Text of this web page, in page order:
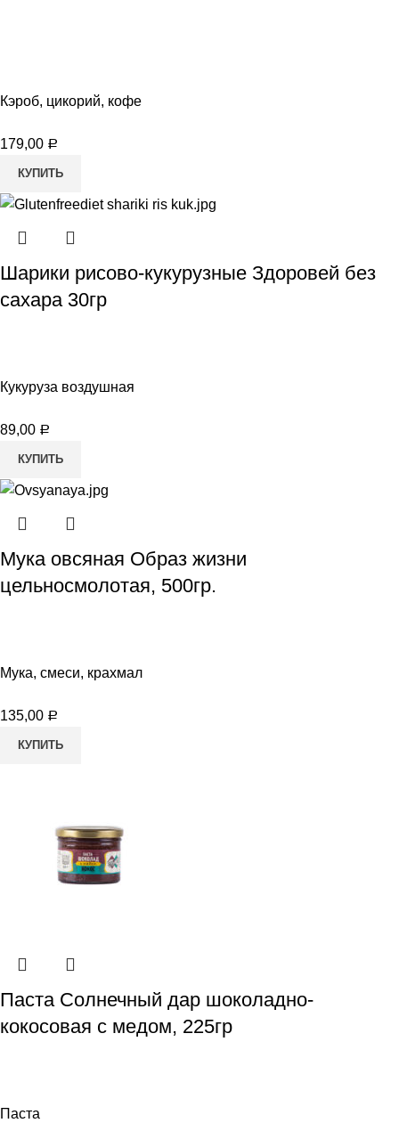
Кэроб, цикорий, кофе
179,00 Р
КУПИТЬ
Шарики рисово-кукурузные Здоровей без
сахара 30гр
Кукуруза воздушная
89,00 Р
КУПИТЬ
Мука овсяная Образ жизни
цельносмолотая, 500гр.
Мука, смеси, крахмал
135,00 Р
КУПИТЬ
Паста Солнечный дар шоколадно-
кокосовая с медом, 225гр
Паста